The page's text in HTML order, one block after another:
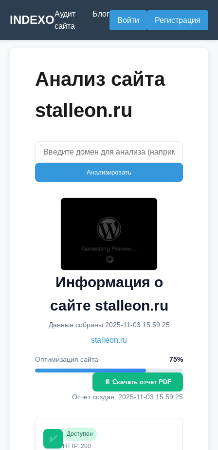
INDEXOАудит
сайта
Блог
Войти Регистрация
Анализ сайта
stalleon.ru
Анализировать
Информация о
сайте stalleon.ru
Данные собраны 2025-11-03 15:59:25
stalleon.ru
Оптимизация сайта 75%
📄 Скачать отчет PDF
Отчет создан: 2025-11-03 15:59:25
✅
Доступен
HTTP: 200